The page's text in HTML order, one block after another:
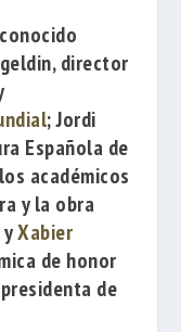
, director
;Jordi
Española de
académicos
y la obra
yXabier
de honor
de